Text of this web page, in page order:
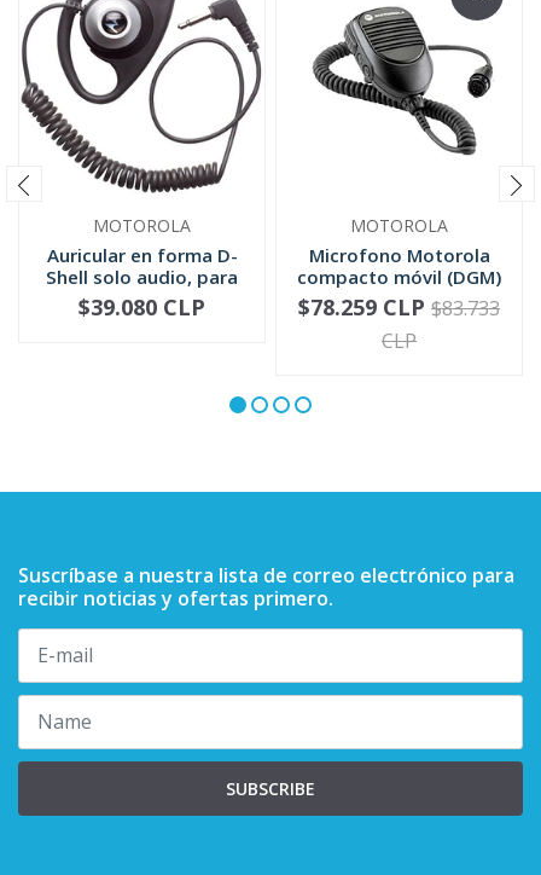
MOTOROLA
Auricular en forma D-
Shell solo audio, para
mic...
+
$39.080 CLP
MOTOROLA
Microfono Motorola
compacto móvil (DGM)
RMN5052
+
-
$78.259 CLP $83.733
CLP
Suscríbase a nuestra lista de correo electrónico para
recibir noticias y ofertas primero.
SUBSCRIBE